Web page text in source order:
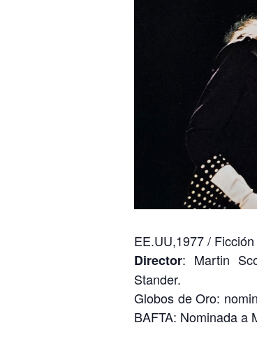
EE.UU,1977 /
Director: Martin
Stander.
Globos de Oro:
BAFTA: Nominada a